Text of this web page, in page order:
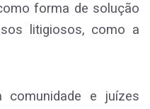
forma de solução
litigiosos, como a
comunidade e juízes